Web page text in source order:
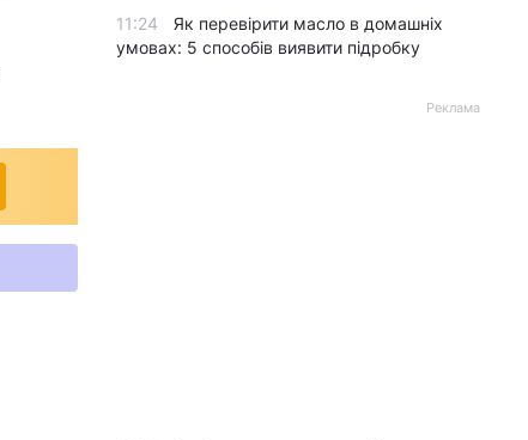
11:24
Як перевірити масло в домашніх
умовах: 5 способів виявити підробку
Реклама